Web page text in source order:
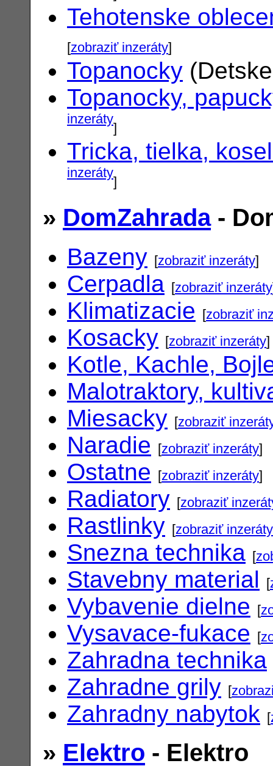
Tehotenske
[zobraziť inzeráty]
Topanocky
Topanocky,
inzeráty]
Tricka, tielka,
inzeráty]
» DomZahrada-
Bazeny [zobraziť inzeráty]
Cerpadla [zobraziť inzeráty
Klimatizacie [zobraziť
Kosacky [zobraziť inzeráty]
Kotle, Kachle,
Malotraktory,
Miesacky [zobraziť
Naradie [zobraziť inzeráty]
Ostatne [zobraziť inzeráty]
Radiatory [zobraziť
Rastlinky [zobraziť inzeráty
Snezna technika [
Stavebny material [
Vybavenie dielne [
Vysavace-fukace [
Zahradna technika
Zahradne grily [
Zahradny nabytok [
» Elektro - Elektro